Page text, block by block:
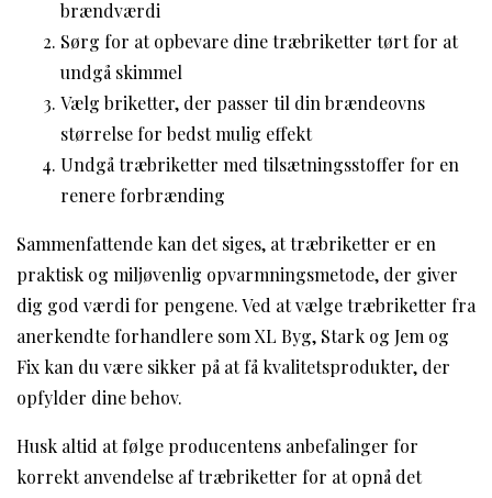
brændværdi
Sørg for at opbevare dine træbriketter tørt for at
undgå skimmel
Vælg briketter, der passer til din brændeovns
størrelse for bedst mulig effekt
Undgå træbriketter med tilsætningsstoffer for en
renere forbrænding
Sammenfattende kan det siges, at træbriketter er en
praktisk og miljøvenlig opvarmningsmetode, der giver
dig god værdi for pengene. Ved at vælge træbriketter fra
anerkendte forhandlere som XL Byg, Stark og Jem og
Fix kan du være sikker på at få kvalitetsprodukter, der
opfylder dine behov.
Husk altid at følge producentens anbefalinger for
korrekt anvendelse af træbriketter for at opnå det